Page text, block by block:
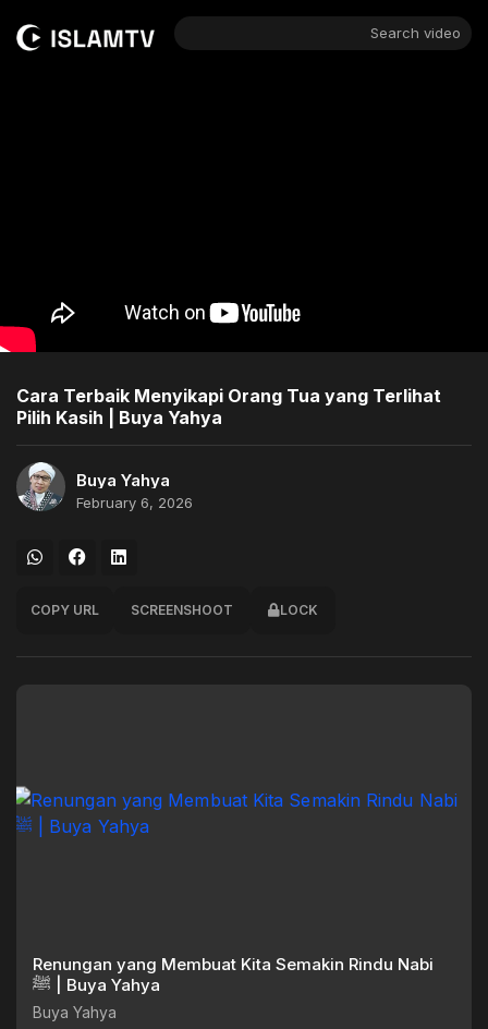
Search video
Cara Terbaik Menyikapi Orang Tua yang Terlihat
Pilih Kasih | Buya Yahya
Buya Yahya
February 6, 2026
COPY URL SCREENSHOOT LOCK
Renungan yang Membuat Kita Semakin Rindu Nabi
ﷺ | Buya Yahya
Buya Yahya